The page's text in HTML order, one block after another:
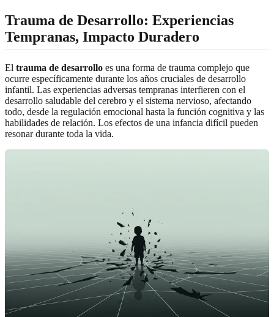
Trauma de Desarrollo: Experiencias
Tempranas, Impacto Duradero
El trauma de desarrollo es una forma de trauma complejo que
ocurre específicamente durante los años cruciales de desarrollo
infantil. Las experiencias adversas tempranas interfieren con el
desarrollo saludable del cerebro y el sistema nervioso, afectando
todo, desde la regulación emocional hasta la función cognitiva y las
habilidades de relación. Los efectos de una infancia difícil pueden
resonar durante toda la vida.